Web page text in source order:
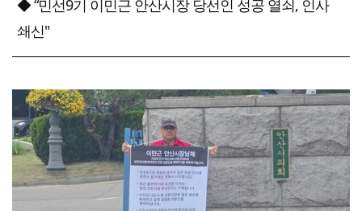
◆ “민선9기 이민근 안산시장 당선인 성공 열쇠, 인사
쇄신"